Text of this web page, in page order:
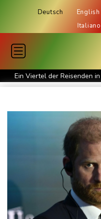
Deutsch English
Italiano
Ein Viertel der Reisenden
KI vorschlagen
Verurteilte
Beugehaft für Lina E.
Verweigerter Dopingtest:
Medien: Türkischer
Arabien eingetroffen
Deutsche
Rekordstand bei Exporten
Weniger Falschgeld im